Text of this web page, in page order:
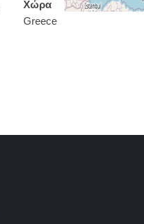
Χώρα
Greece